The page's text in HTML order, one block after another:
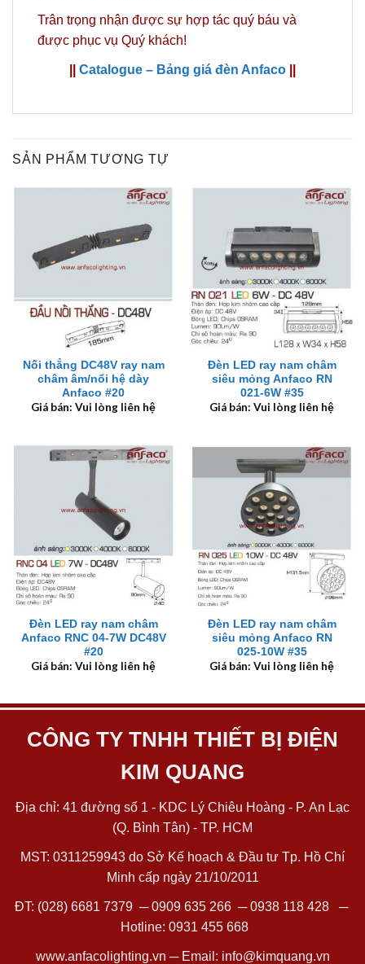
Trân trọng nhận được sự hợp tác quý báu và
được phục vụ Quý khách!
Catalogue – Bảng giá đèn Anfaco
SẢN PHẨM TƯƠNG TỰ
Nối thẳng DC48V ray nam
châm âm/nổi hệ dày
Anfaco #20
Giá bán: Vui lòng liên hệ
Đèn LED ray nam châm
siêu mỏng Anfaco RN
021-6W #35
Giá bán: Vui lòng liên hệ
Đèn LED ray nam châm
Anfaco RNC 04-7W DC48V
#20
Giá bán: Vui lòng liên hệ
Đèn LED ray nam châm
siêu mỏng Anfaco RN
025-10W #35
Giá bán: Vui lòng liên hệ
CÔNG TY TNHH THIẾT BỊ ĐIỆN
KIM QUANG
Địa chỉ: 41 đường số 1 - KDC Lý Chiêu Hoàng - P. An Lạc
(Q. Bình Tân) - TP. HCM
MST: 0311259943 do Sở Kế hoạch & Đầu tư Tp. Hồ Chí
Minh cấp ngày 21/10/2011
ĐT: (028) 6681 7379 ─0909 635 266─0938 118 428─
Hotline: 0931 455 668
www.anfacolighting.vn ─ Email: info@kimquang.vn